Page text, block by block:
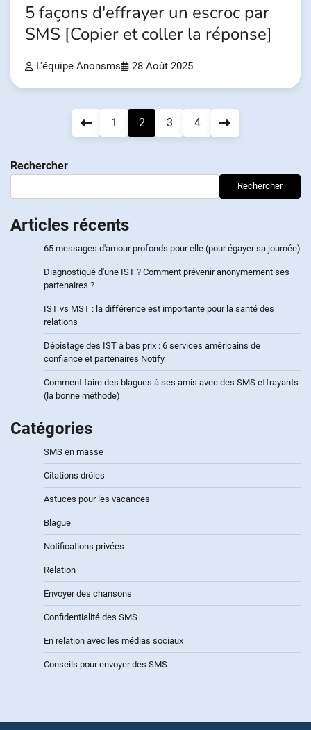
5 façons d'effrayer un escroc par
SMS [Copier et coller la réponse]
L'équipe Anonsms 28 Août 2025
Navigation
articles
1 2 3 4
Rechercher
Rechercher
Articles récents
65 messages d'amour profonds pour elle (pour égayer sa journée)
Diagnostiqué d'une IST ? Comment prévenir anonymement ses
partenaires ?
IST vs MST : la différence est importante pour la santé des
relations
Dépistage des IST à bas prix : 6 services américains de
confiance et partenaires Notify
Comment faire des blagues à ses amis avec des SMS effrayants
(la bonne méthode)
Catégories
SMS en masse
Citations drôles
Astuces pour les vacances
Blague
Notifications privées
Relation
Envoyer des chansons
Confidentialité des SMS
En relation avec les médias sociaux
Conseils pour envoyer des SMS